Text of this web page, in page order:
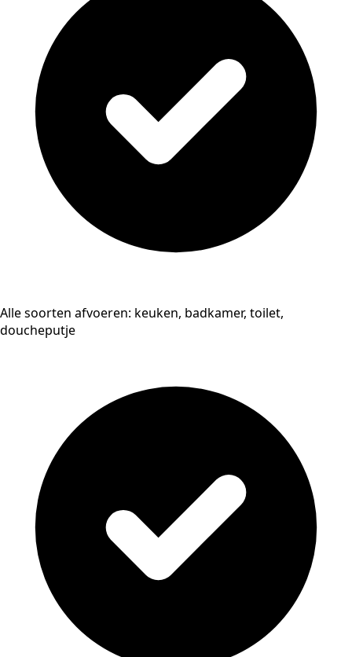
Alle soorten afvoeren: keuken, badkamer, toilet,
doucheputje